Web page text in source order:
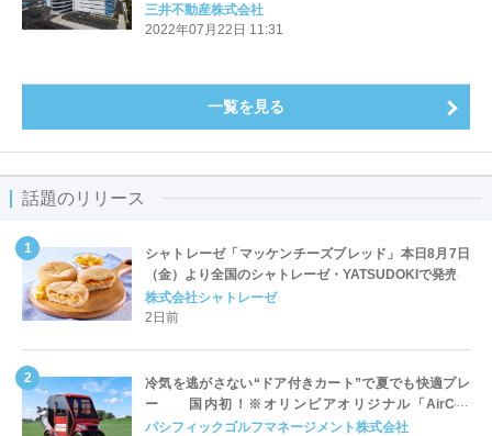
三井不動産株式会社
2022年07月22日 11:31
一覧を見る
話題のリリース
シャトレーゼ「マッケンチーズブレッド」本日8月7日
（金）より全国のシャトレーゼ・YATSUDOKIで発売
株式会社シャトレーゼ
2日前
冷気を逃がさない“ドア付きカート”で夏でも快適プレ
ー 国内初！※オリンピアオリジナル「AirCon
Cart（エアコンカート）」導入 | ＰＧＭ
パシフィックゴルフマネージメント株式会社